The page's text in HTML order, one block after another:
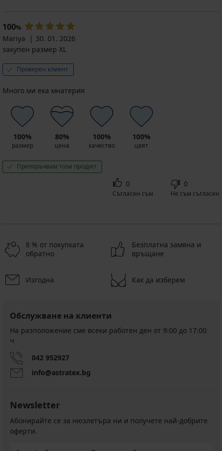
100%
Mariya
30. 01. 2026
закупен размер XL
Проверен клиент
Много ми ека мнатерия
100%
размер
80%
цена
100%
качество
100%
цвят
Препоръчвам този продукт
0
Съгласен съм
0
Не съм съгласен
8 % от покупката
обратно
Безплатна замяна и
връщане
Изгодна Как да изберем
Обслужване на клиенти
На разположение сме всеки работен ден от 9:00 до 17:00
ч
042 952927
info@astratex.bg
Newsletter
Абонирайте се за нюзлетъра ни и получете най-добрите
оферти.